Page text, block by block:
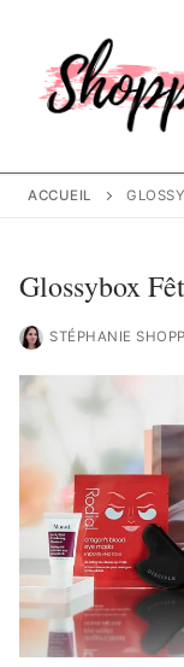
contenu
ACCUEIL
Glossybox
STÉPHANIE